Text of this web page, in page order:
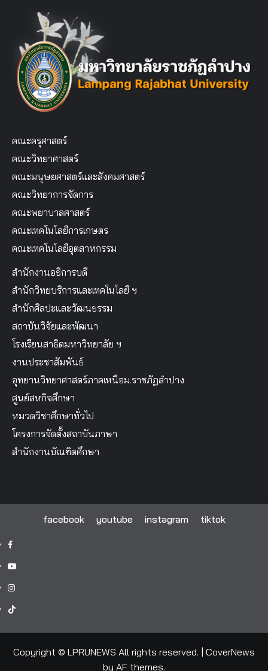
คณะครุศาสตร์
คณะวิทยาศาสตร์
คณะมนุษยศาสตร์และสังคมศาสตร์
คณะวิทยาการจัดการ
คณะพยาบาลศาสตร์
คณะเทคโนโลยีการเกษตร
คณะเทคโนโลยีอุตสาหกรรม
สำนักงานอธิการบดี
สำนักวิทยบริการและเทคโนโลยี ฯ
สำนักศิลปะและวัฒนธรรม
สถาบันวิจัยและพัฒนา
โรงเรียนสาธิตมหาวิทยาลัย ฯ
งานประชาสัมพันธ์
อุทยานวิทยาศาสตร์ภาคเหนือม.ราชภัฏลำปาง
ศูนย์สหกิจศึกษา
หมวดวิชาศึกษาทั่วไป
โครงการจัดตั้งสถาบันภาษา
สำนักงานบัณฑิตศึกษา
facebook youtube instagram tiktok
facebook
youtube
instagram
tiktok
Copyright © LPRUNEWS All rights reserved. | CoverNews
by AF themes.